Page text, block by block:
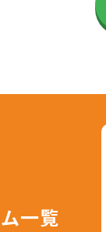
一覧